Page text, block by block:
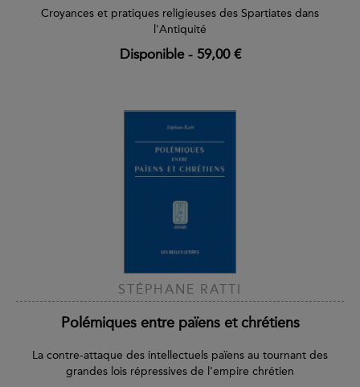
Croyances et pratiques religieuses des Spartiates dans
l'Antiquité
Disponible- 59,00 €
STÉPHANE RATTI
Polémiques entre païens et chrétiens
La contre-attaque des intellectuels païens au tournant des
grandes lois répressives de l'empire chrétien